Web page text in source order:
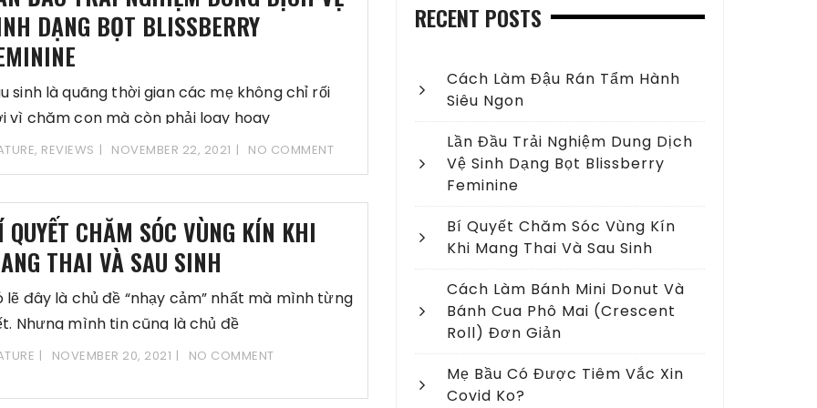
DẠNG BỌT BLISSBERRY
sinh là quãng thời gian các mẹ không chỉ rối
vì chăm con mà còn phải loay hoay
, REVIEWS NOVEMBER 22, 2021 NO COMMENT
CHĂM SÓC VÙNG KÍN KHI
THAI VÀ SAU SINH
lẽ đây là chủ đề “nhạy cảm” nhất mà mình từng
Nhưng mình tin cũng là chủ đề
NOVEMBER 20, 2021 NO COMMENT
RECENT POSTS
Cách Làm Đậu Rán Tẩm Hành
Siêu Ngon
Lần Đầu Trải Nghiệm Dung Dịch
Vệ Sinh Dạng Bọt Blissberry
Feminine
Bí Quyết Chăm Sóc Vùng Kín
Khi Mang Thai Và Sau Sinh
Cách Làm Bánh Mini Donut Và
Bánh Cua Phô Mai (crescent
Roll) Đơn Giản
Mẹ Bầu Có Được Tiêm Vắc Xin
Covid Ko?